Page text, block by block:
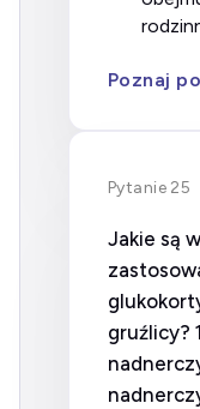
Poznaj
Pytanie 25
Jakie są
gruźlicy?